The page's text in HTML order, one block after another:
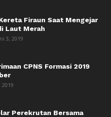
Firaun Saat Mengejar
Laut Merah
3, 2019
CPNS Formasi 2019
2019
Perekrutan Bersama